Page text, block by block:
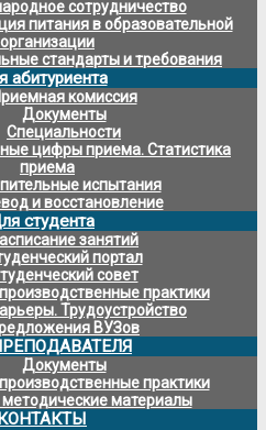
сотрудничество
питания в образовательной
организации
стандарты и требования
абитуриента
комиссия
Документы
Специальности
цифры приема. Статистика
приема
испытания
и восстановление
студента
занятий
портал
совет
практики
Трудоустройство
ВУЗов
Документы
практики
материалы